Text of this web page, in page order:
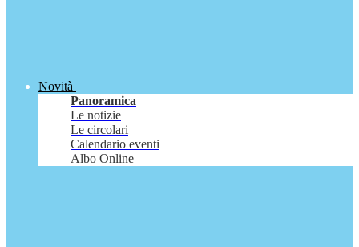
Novità
Panoramica
Le notizie
Le circolari
Calendario eventi
Albo Online